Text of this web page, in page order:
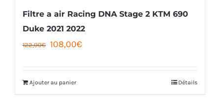
Filtre a air Racing DNA Stage 2 KTM 690
Duke 2021 2022
122,00 €
Le
était :
108,00€Le
Ajouter au panier Détails